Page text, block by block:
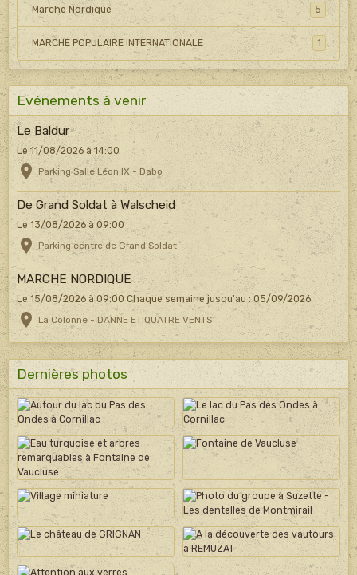
Marche Nordique 5
MARCHE POPULAIRE INTERNATIONALE 1
Evénements à venir
Le Baldur
Le 11/08/2026 à 14:00
Parking Salle Léon IX - Dabo
De Grand Soldat à Walscheid
Le 13/08/2026 à 09:00
Parking centre de Grand Soldat
MARCHE NORDIQUE
Le 15/08/2026 à 09:00 Chaque semaine jusqu'au : 05/09/2026
La Colonne - DANNE ET QUATRE VENTS
Dernières photos